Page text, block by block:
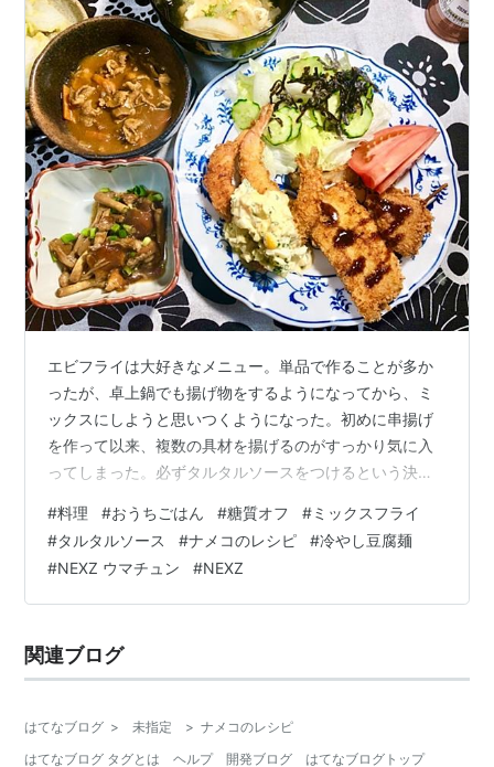
エビフライは大好きなメニュー。単品で作ることが多か
ったが、卓上鍋でも揚げ物をするようになってから、ミ
ックスにしようと思いつくようになった。初めに串揚げ
を作って以来、複数の具材を揚げるのがすっかり気に入
ってしまった。必ずタルタルソースをつけるという決ま
ックスフライ ナメコ炒め 昼食 冷やしとうふ麺 ひとこと
ウマチュンのライブイベントの日 夕食 ミックスフライ
〇エビ・カレイ・玉ねぎ・卵・低糖質パン粉（フライス
ター）・サラダ油 〇卵・玉ねぎ・パセリ・レモン・マヨ
って、内側に３箇所切り込みを…
#料理 #おうちごはん #糖質オフ #ミックスフライ
#タルタルソース #ナメコのレシピ #冷やし豆腐麺
#NEXZ ウマチュン #NEXZ
関連ブログ
はてなブログ > 未指定 > ナメコのレシピ
はてなブログ タグとは
ヘルプ 開発ブログ はてなブログトップ